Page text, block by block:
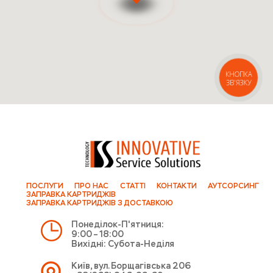
Київ, вул. Борщагівська 206
Понеділок-П'ятниця:
9:00 – 18:00
Вихідні: Субота-Неділя
ПОСЛУГИ ПРО НАС СТАТТІ КОНТАКТИ
АУТСОРСИНГ
ЗАПРАВКА КАРТРИДЖІВ
ЗАПРАВКА КАРТРИДЖІВ З ДОСТАВКОЮ
КНОПКА
ЗВ'ЯЗКУ